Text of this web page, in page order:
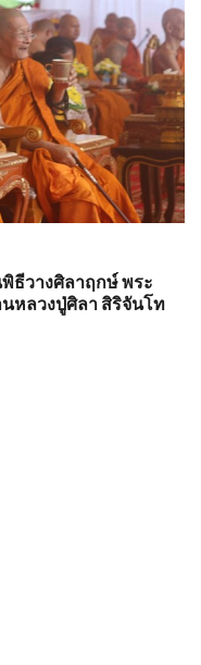
ธีวางศิลาฤกษ์ พระ
หลวงปู่ศิลา สิริจันโท